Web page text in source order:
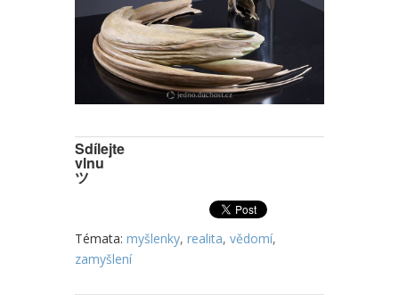
Sdílejte
vlnu
ツ
Témata: myšlenky, realita, vědomí,
zamyšlení